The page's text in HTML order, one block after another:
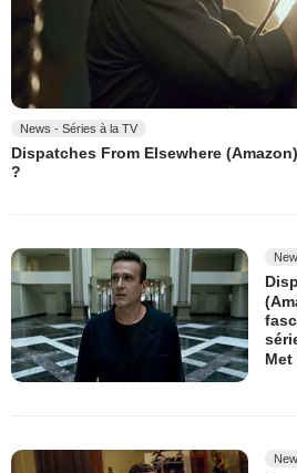
News - Séries à la TV
Dispatches From Elsewhere
?
Met